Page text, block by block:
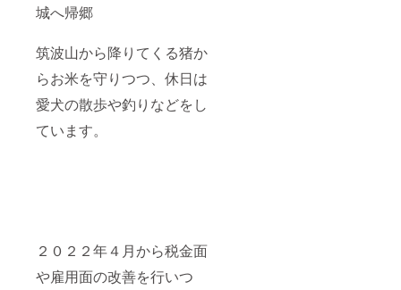
城へ帰郷
筑波山から降りてくる猪か
らお米を守りつつ、休日は
愛犬の散歩や釣りなどをし
ています。
２０２２年４月から税金面
や雇用面の改善を行いつ